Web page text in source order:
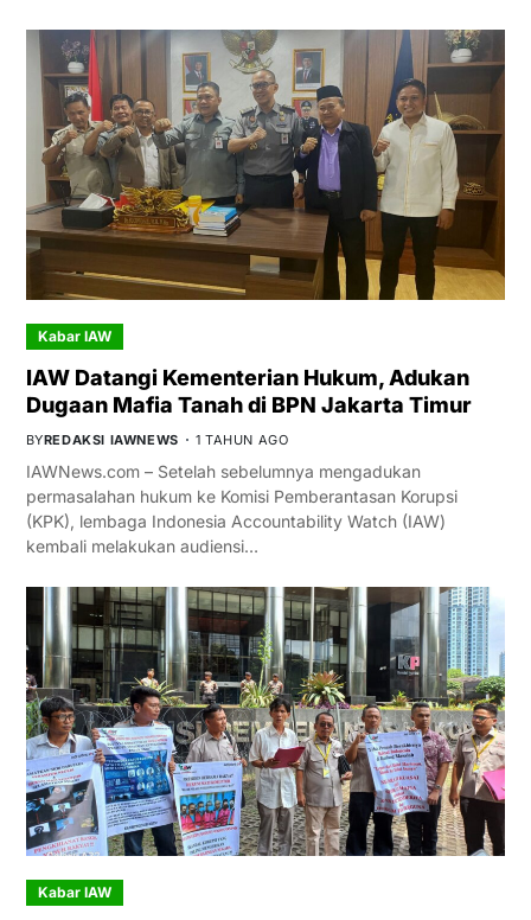
Kabar IAW
IAW Datangi Kementerian Hukum, Adukan
Dugaan Mafia Tanah di BPN Jakarta Timur
BYREDAKSI IAWNEWS 1 TAHUN AGO
IAWNews.com – Setelah sebelumnya mengadukan
permasalahan hukum ke Komisi Pemberantasan Korupsi
(KPK), lembaga Indonesia Accountability Watch (IAW)
kembali melakukan audiensi…
Kabar IAW